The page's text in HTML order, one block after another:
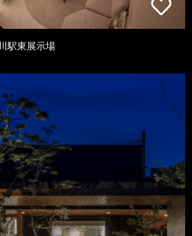
駅東展示場